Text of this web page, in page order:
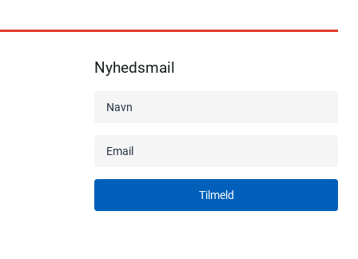
Nyhedsmail
Tilmeld